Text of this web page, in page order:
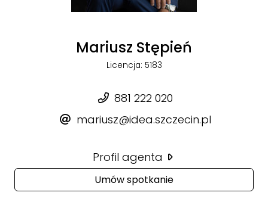
Mariusz Stępień
Licencja: 5183
881 222 020
mariusz@idea.szczecin.pl
Profil agenta
Umów spotkanie